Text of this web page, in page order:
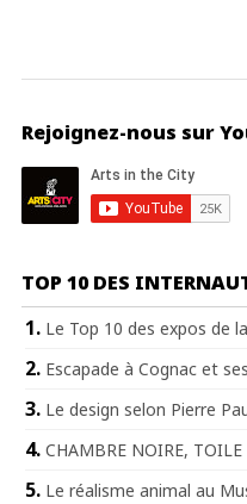
Rejoignez-nous sur
TOP 10 DES
Le Top 10 des expos de
Escapade à Cognac et
Le design selon Pierre
CHAMBRE NOIRE,
Le réalisme animal au